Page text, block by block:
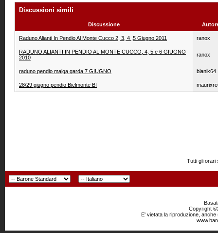
Discussioni simili
Discussione
Raduno Alianti In Pendio Al Monte Cucco 2, 3, 4 ,5 Giugno 2011 ranox
RADUNO ALIANTI IN PENDIO AL MONTE CUCCO, 4, 5 e 6 GIUGNO
2010
ranox
raduno pendio malga garda 7 GIUGNO blanik64
28/29 giugno pendio Bielmonte BI
Tutti gli orari
Copyright
E' vietata la riproduzione,